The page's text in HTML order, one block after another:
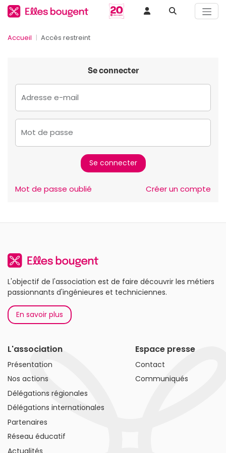
Accueil Accès restreint
Se connecter
Adresse e-mail
Mot de passe
Mot de passe oublié Créer un compte
L'objectif de l'association est de faire découvrir les métiers
passionnants d'ingénieures et techniciennes.
En savoir plus
L'association
Présentation
Nos actions
Délégations régionales
Délégations internationales
Partenaires
Réseau éducatif
Actualités
Espace presse
Contact
Communiqués